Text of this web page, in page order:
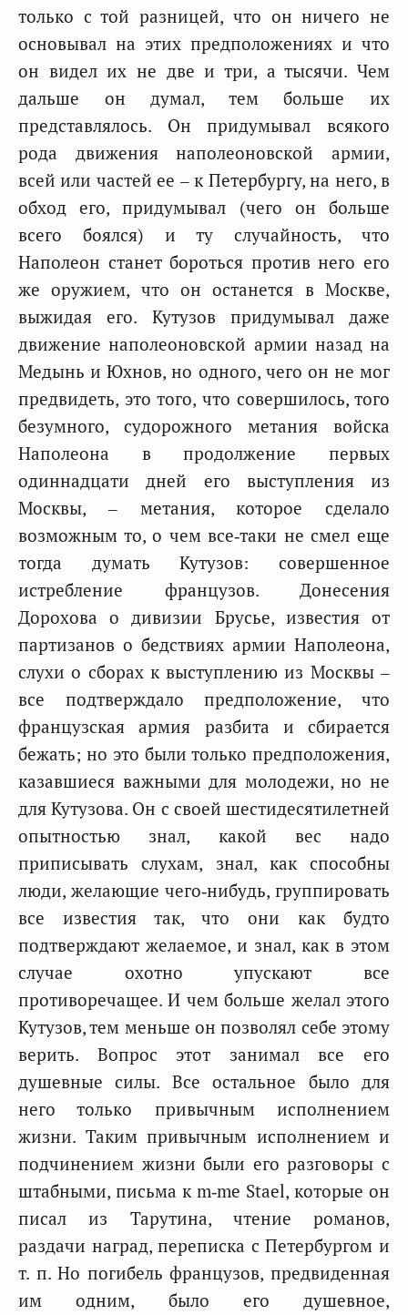
только с той разницей, что он ничего не
основывал на этих предположениях и что
он видел их не две и три, а тысячи. Чем
дальше он думал, тем больше их
представлялось. Он придумывал всякого
рода движения наполеоновской армии,
всей или частей ее – к Петербургу, на него, в
обход его, придумывал (чего он больше
всего боялся) и ту случайность, что
Наполеон станет бороться против него его
же оружием, что он останется в Москве,
выжидая его. Кутузов придумывал даже
движение наполеоновской армии назад на
Медынь и Юхнов, но одного, чего он не мог
предвидеть, это того, что совершилось, того
безумного, судорожного метания войска
Наполеона в продолжение первых
одиннадцати дней его выступления из
Москвы, – метания, которое сделало
возможным то, о чем все‑таки не смел еще
тогда думать Кутузов: совершенное
истребление французов. Донесения
Дорохова о дивизии Брусье, известия от
партизанов о бедствиях армии Наполеона,
слухи о сборах к выступлению из Москвы –
все подтверждало предположение, что
французская армия разбита и сбирается
бежать; но это были только предположения,
казавшиеся важными для молодежи, но не
для Кутузова. Он с своей шестидесятилетней
опытностью знал, какой вес надо
приписывать слухам, знал, как способны
люди, желающие чего‑нибудь, группировать
все известия так, что они как будто
подтверждают желаемое, и знал, как в этом
случае охотно упускают все
противоречащее. И чем больше желал этого
Кутузов, тем меньше он позволял себе этому
верить. Вопрос этот занимал все его
душевные силы. Все остальное было для
него только привычным исполнением
жизни. Таким привычным исполнением и
подчинением жизни были его разговоры с
штабными, письма к m‑me Stael, которые он
писал из Тарутина, чтение романов,
раздачи наград, переписка с Петербургом и
т. п. Но погибель французов, предвиденная
им одним, было его душевное,